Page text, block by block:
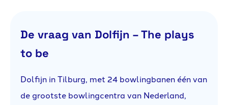
De vraag van Dolfijn – The plays
to be
Dolfijn in Tilburg, met 24 bowlingbanen één van
de grootste bowlingcentra van Nederland,